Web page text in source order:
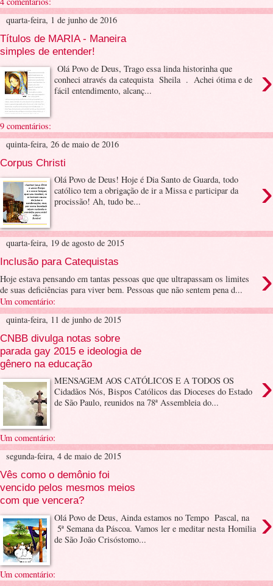
quarta-feira, 1 de junho de 2016
Títulos de MARIA - Maneira
simples de entender!
›
Olá Povo de Deus, Trago essa linda historinha que
conheci através da catequista Sheila . Achei ótima e de
fácil entendimento, alcanç...
9 comentários:
quinta-feira, 26 de maio de 2016
Corpus Christi
›
Olá Povo de Deus! Hoje é Dia Santo de Guarda, todo
católico tem a obrigação de ir a Missa e participar da
procissão! Ah, tudo be...
quarta-feira, 19 de agosto de 2015
Inclusão para Catequistas ›
Hoje estava pensando em tantas pessoas que que ultrapassam os limites
de suas deficiências para viver bem. Pessoas que não sentem pena d...
Um comentário:
quinta-feira, 11 de junho de 2015
CNBB divulga notas sobre
parada gay 2015 e ideologia de
gênero na educação
›
MENSAGEM AOS CATÓLICOS E A TODOS OS
Cidadãos Nós, Bispos Católicos das Dioceses do Estado
de São Paulo, reunidos na 78ª Assembleia do...
Um comentário:
segunda-feira, 4 de maio de 2015
Vês como o demônio foi
vencido pelos mesmos meios
com que vencera?
›
Olá Povo de Deus, Ainda estamos no Tempo Pascal, na
5ª Semana da Páscoa. Vamos ler e meditar nesta Homilia
de São João Crisóstomo...
Um comentário: